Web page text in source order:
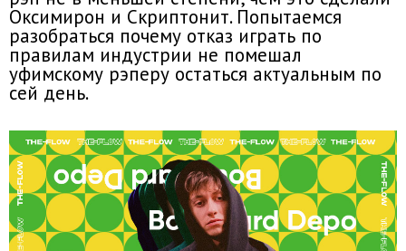
Оксимирон и Скриптонит. Попытаемся
разобраться почему отказ играть по
правилам индустрии не помешал
уфимскому рэперу остаться актуальным по
сей день.